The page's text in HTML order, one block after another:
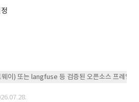
이) 또는 langfuse 등 검증된 오픈소스 프레임워